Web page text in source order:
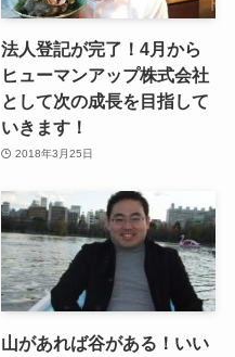
法人登記が完了！4月から
ヒューマンアップ株式会社
として次の成長を目指して
いきます！
2018年3月25日
山があれば谷がある！いい